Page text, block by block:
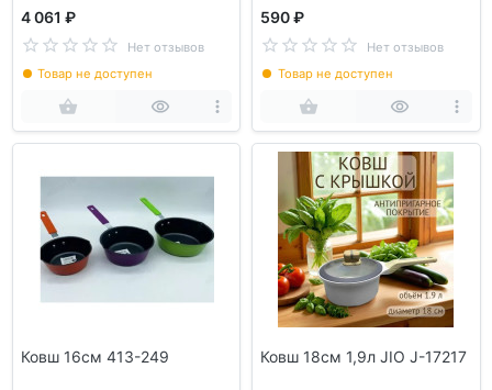
728414
4 061 ₽
Нет отзывов
Товар не доступен
590 ₽
Нет отзывов
Товар не доступен
Ковш 16см 413-249 Ковш 18см 1,9л JIO J-17217